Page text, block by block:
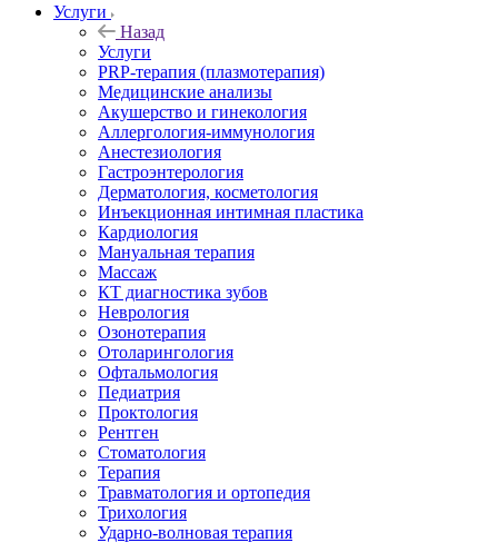
Услуги
Назад
Услуги
PRP-терапия (плазмотерапия)
Медицинские анализы
Акушерство и гинекология
Аллергология-иммунология
Анестезиология
Гастроэнтерология
Дерматология, косметология
Инъекционная интимная пластика
Кардиология
Мануальная терапия
Массаж
КТ диагностика зубов
Неврология
Озонотерапия
Отоларингология
Офтальмология
Педиатрия
Проктология
Рентген
Стоматология
Терапия
Травматология и ортопедия
Трихология
Ударно-волновая терапия